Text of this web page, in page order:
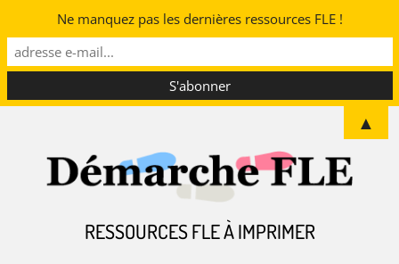
RESSOURCES FLE À IMPRIMER
Ne manquez pas les dernières ressources FLE !
▲